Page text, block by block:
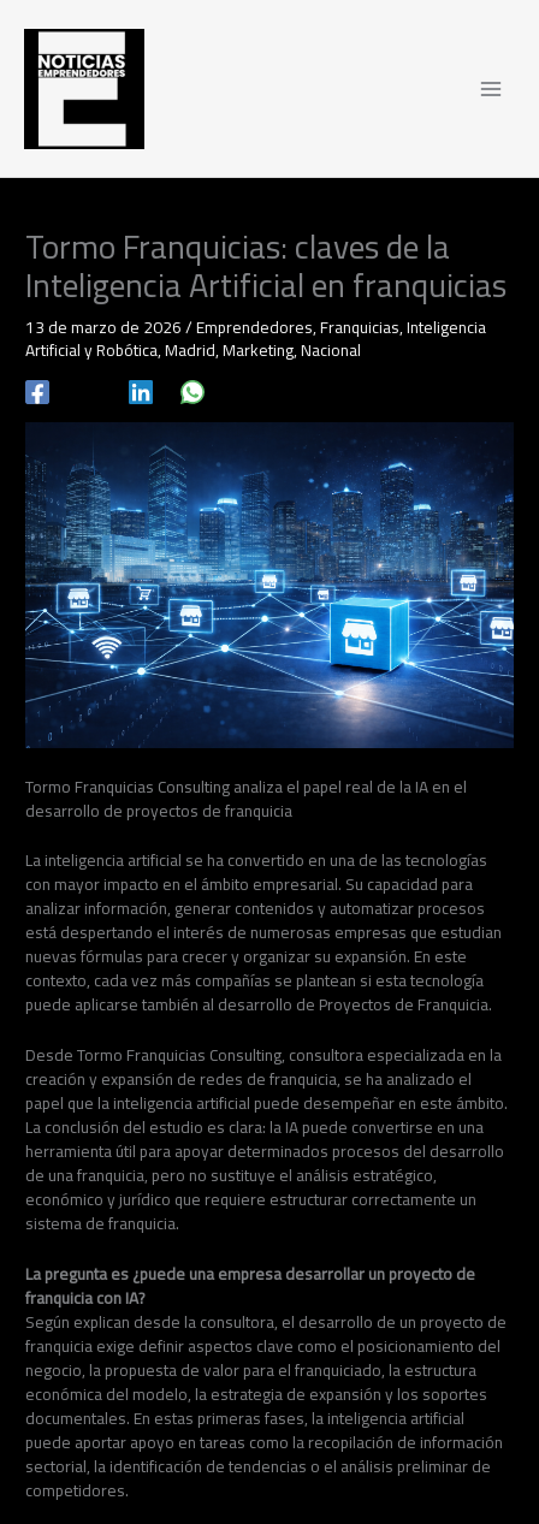
contenido
Tormo Franquicias: claves de la
Inteligencia Artificial en franquicias
13 de marzo de 2026/Emprendedores,Franquicias,Inteligencia
Artificial y Robótica,Madrid,Marketing,Nacional
Tormo Franquicias Consulting analiza el papel real de la IA en el
desarrollo de proyectos de franquicia
La inteligencia artificial se ha convertido en una de las tecnologías
con mayor impacto en el ámbito empresarial. Su capacidad para
analizar información, generar contenidos y automatizar procesos
está despertando el interés de numerosas empresas que estudian
nuevas fórmulas para crecer y organizar su expansión. En este
contexto, cada vez más compañías se plantean si esta tecnología
puede aplicarse también al desarrollo de Proyectos de Franquicia.
Desde Tormo Franquicias Consulting, consultora especializada en la
creación y expansión de redes de franquicia, se ha analizado el
papel que la inteligencia artificial puede desempeñar en este ámbito.
La conclusión del estudio es clara: la IA puede convertirse en una
herramienta útil para apoyar determinados procesos del desarrollo
de una franquicia, pero no sustituye el análisis estratégico,
económico y jurídico que requiere estructurar correctamente un
sistema de franquicia.
La pregunta es ¿puede una empresa desarrollar un proyecto de
franquicia con IA?
Según explican desde la consultora, el desarrollo de un proyecto de
franquicia exige definir aspectos clave como el posicionamiento del
negocio, la propuesta de valor para el franquiciado, la estructura
económica del modelo, la estrategia de expansión y los soportes
documentales. En estas primeras fases, la inteligencia artificial
puede aportar apoyo en tareas como la recopilación de información
sectorial, la identificación de tendencias o el análisis preliminar de
competidores.